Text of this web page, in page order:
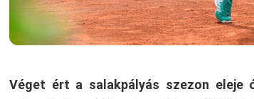
Véget ért a salakpályás szezon eleje